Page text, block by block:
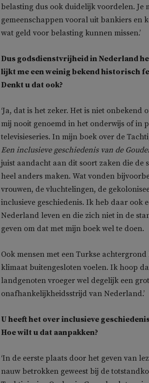
belasting dus ook duidelijk voordelen. Je
gemeenschappen vooral uit bankiers en
wat geld voor belasting kunnen missen.’
Dus godsdienstvrijheid in Nederland
lijkt me een weinig bekend historisch
Denkt u dat ook?
‘Ja, dat is het zeker. Het is niet
mij nooit genoemd in het onderwijs of in
televisieseries. In mijn boek over de
Een inclusieve geschiedenis van de
juist aandacht aan dit soort zaken die
heel anders maken. Wat vonden
vrouwen, de vluchtelingen, de
inclusieve geschiedenis. Ik heb daar ook
Nederland leven en die zich niet in de
geven om dat met mijn boek wel te doen.
Ook mensen met een Turkse
klimaat buitengesloten voelen. Ik hoop
landgenoten vroeger wel degelijk een
onafhankelijkheidsstrijd van Nederland.’
U heeft het over inclusieve
Hoe wilt u dat aanpakken?
‘In de eerste plaats door het geven van
nauw betrokken geweest bij de